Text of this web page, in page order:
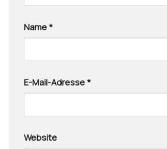
Name *
E-Mail-Adresse *
Website